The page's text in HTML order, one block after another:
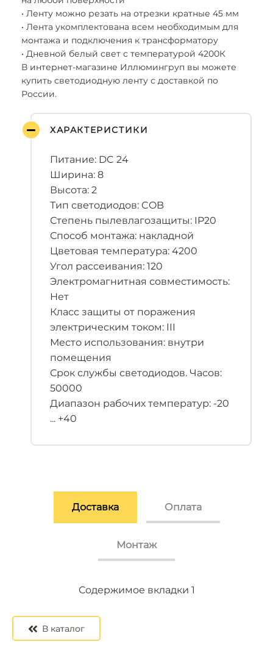
• Ленту можно резать на отрезки кратные 45 мм
• Лента укомплектована всем необходимым для
монтажа и подключения к трансформатору
• Дневной белый свет с температурой 4200К
В интернет-магазине Иллюмингруп вы можете
купить светодиодную ленту с доставкой по
России.
ХАРАКТЕРИСТИКИ
Питание: DC 24
Ширина: 8
Высота: 2
Тип светодиодов: COB
Степень пылевлагозащиты: IP20
Способ монтажа: накладной
Цветовая температура: 4200
Угол рассеивания: 120
Электромагнитная совместимость:
Нет
Класс защиты от поражения
электрическим током: III
Место использования: внутри
помещения
Срок службы светодиодов. Часов:
50000
Диапазон рабочих температур: -20
... +40
Доставка Оплата
Монтаж
Содержимое вкладки 1
Содержимое вкладки 2
Содержимое вкладки 3
В каталог